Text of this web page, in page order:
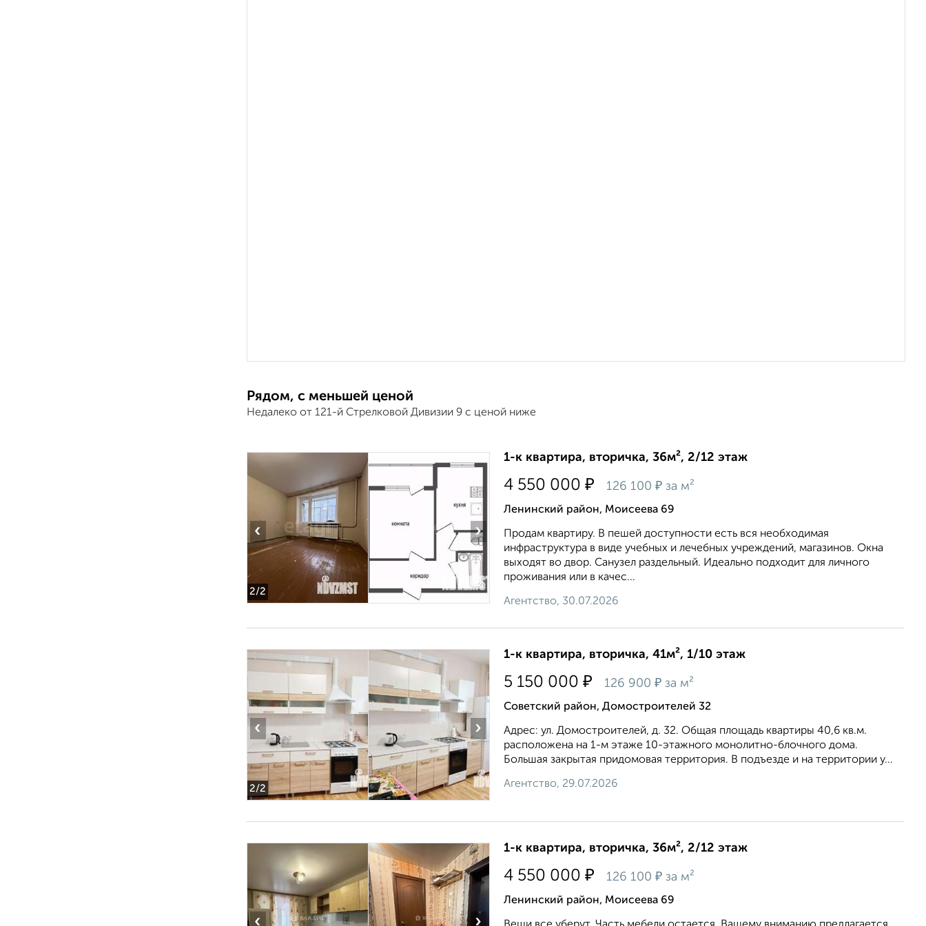
Рядом, с меньшей ценой
Недалеко от 121-й Стрелковой Дивизии 9 с ценой ниже
2/2
‹ ›
1-к квартира, вторичка, 36м², 2/12 этаж
4 550 000 ₽ 126 100 ₽ за м²
Ленинский район, Моисеева 69
Продам квартиру. В пешей доступности есть вся необходимая
инфраструктура в виде учебных и лечебных учреждений, магазинов. Окна
выходят во двор. Санузел раздельный. Идеально подходит для личного
проживания или в качес...
Агентство, 30.07.2026
2/2
‹ ›
1-к квартира, вторичка, 41м², 1/10 этаж
5 150 000 ₽ 126 900 ₽ за м²
Советский район, Домостроителей 32
Адрес: ул. Домостроителей, д. 32. Общая площадь квартиры 40,6 кв.м.
расположена на 1-м этаже 10-этажного монолитно-блочного дома.
Большая закрытая придомовая территория. В подъезде и на территории у...
Агентство, 29.07.2026
‹ ›
1-к квартира, вторичка, 36м², 2/12 этаж
4 550 000 ₽ 126 100 ₽ за м²
Ленинский район, Моисеева 69